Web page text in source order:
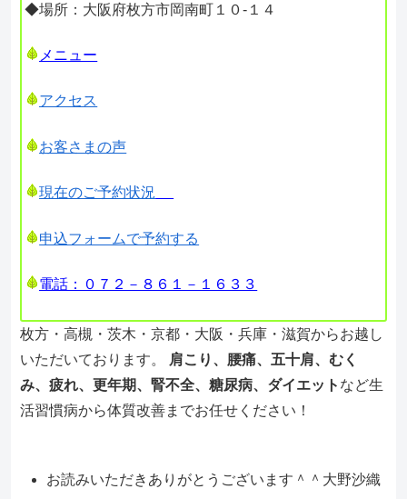
◆場所：大阪府枚方市岡南町１０-１４
メニュー
アクセス
お客さまの声
現在のご予約状況
申込フォームで予約する
電話：０７２－８６１－１６３３
枚方・高槻・茨木・京都・大阪・兵庫・滋賀からお越し
いただいております。
肩こり、腰痛、五十肩、むく
み、疲れ、更年期、腎不全、糖尿病、ダイエット など生
活習慣病から体質改善までお任せください！
お読みいただきありがとうございます＾＾大野沙織